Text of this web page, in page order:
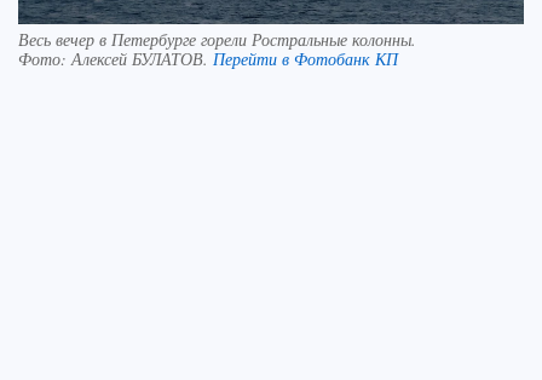
Весь вечер в Петербурге горели Ростральные колонны.
Фото:Алексей БУЛАТОВ. Перейти в Фотобанк КП